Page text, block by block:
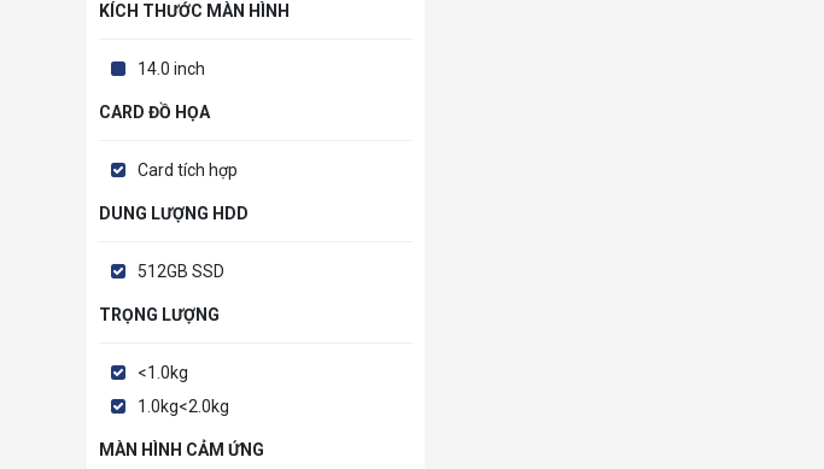
KÍCH THƯỚC MÀN HÌNH
14.0 inch
CARD ĐỒ HỌA
Card tích hợp
DUNG LƯỢNG HDD
512GB SSD
TRỌNG LƯỢNG
<1.0kg
1.0kg<2.0kg
MÀN HÌNH CẢM ỨNG